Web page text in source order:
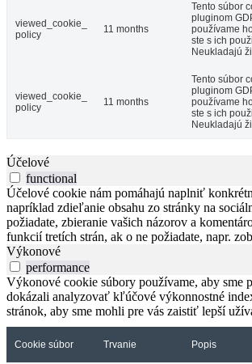
viewed_cookie_
policy
11 months
Tento súbor
pluginom
používame
ste s ich
Neukladajú
viewed_cookie_
policy
11 months
Tento súbor
pluginom
používame
ste s ich
Neukladajú
Účelové
functional
Účelové cookie nám pomáhajú naplniť
napríklad zdieľanie obsahu zo stránky na
požiadate, zbieranie vašich názorov a
funkcií tretích strán, ak o ne požiadate, napr.
Výkonové
performance
Výkonové cookie súbory používame, aby sme
dokázali analyzovať kľúčové výkonnostné
stránok, aby sme mohli pre vás zaistiť lepší
Cookie súbor Trvanie Popis